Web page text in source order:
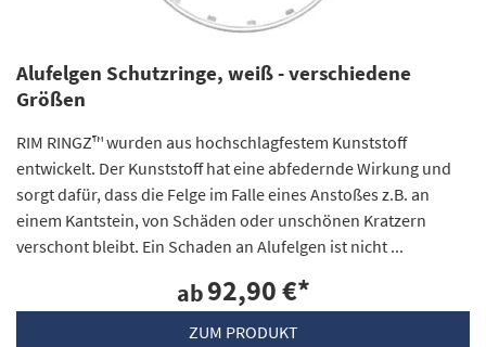
Alufelgen Schutzringe, weiß - verschiedene
Größen
RIM RINGZ™ wurden aus hochschlagfestem Kunststoff
entwickelt. Der Kunststoff hat eine abfedernde Wirkung und
sorgt dafür, dass die Felge im Falle eines Anstoßes z.B. an
einem Kantstein, von Schäden oder unschönen Kratzern
verschont bleibt. Ein Schaden an Alufelgen ist nicht ...
ab92,90 €*
ZUM PRODUKT